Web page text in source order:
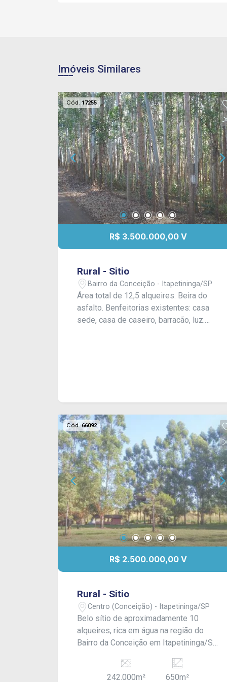
Imóveis Similares
Cód.17255
R$ 3.500.000,00 V
Rural - Sitio
Bairro da Conceição - Itapetininga/SP
Área total de 12,5 alqueires. Beira do
asfalto. Benfeitorias existentes: casa
sede, casa de caseiro, barracão, luz.
Cód.66092
R$ 2.500.000,00 V
Rural - Sitio
Centro (Conceição) - Itapetininga/SP
Belo sítio de aproximadamente 10
alqueires, rica em água na região do
Bairro da Conceição em Itapetininga/SP,
próximo a rotatória ! Possui 650,00 m²
aproximadamente de área construída, a
242.000m² 650m²